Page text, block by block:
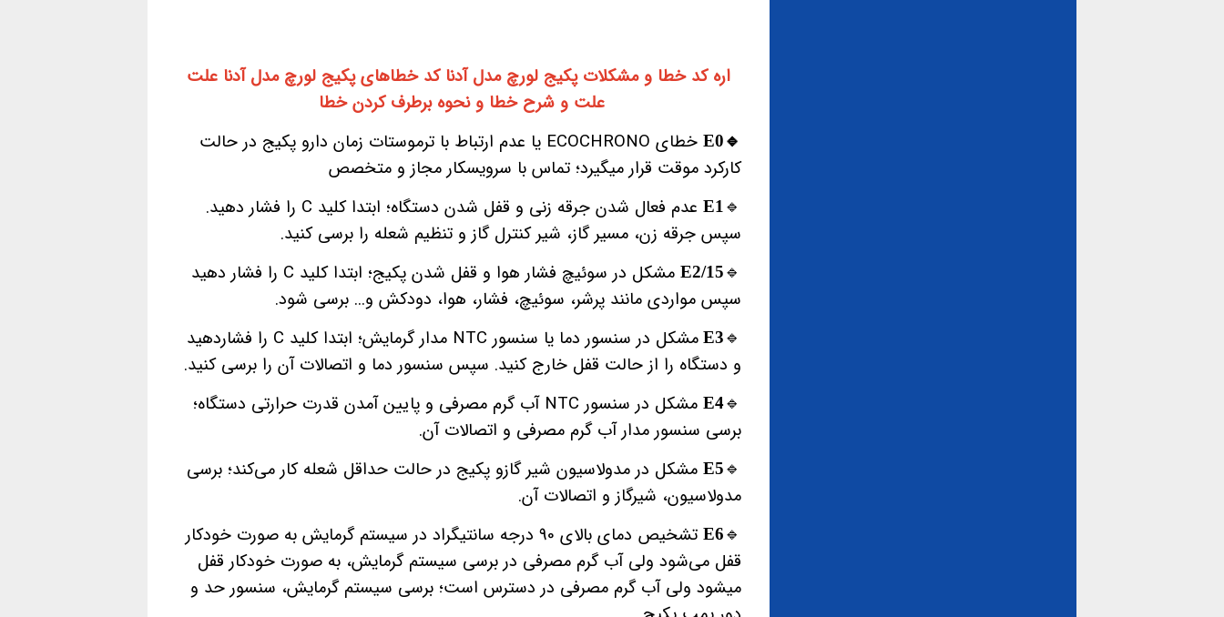
اره کد خطا و مشکلات پکیج لورچ مدل آدنا کد خطاهای پکیج لورچ مدل آدنا علت
علت و شرح خطا و نحوه برطرف کردن خطا
🔹️
E0
خطای ECOCHRONO یا عدم ارتباط با ترموستات زمان دارو پکیج در حالت
کارکرد موقت قرار میگیرد؛ تماس با سرویسکار مجاز و متخصص
🔹️
E1
عدم فعال شدن جرقه زنی و قفل شدن دستگاه؛ ابتدا کلید C را فشار دهید.
سپس جرقه زن، مسیر گاز، شیر کنترل گاز و تنظیم شعله را برسی کنید.
🔹️
E2/15
مشکل در سوئیچ فشار هوا و قفل شدن پکیج؛ ابتدا کلید C را فشار دهید
سپس مواردی مانند پرشر، سوئیچ، فشار، هوا، دودکش و... برسی شود.
🔹️
E3
مشکل در سنسور دما یا سنسور NTC مدار گرمایش؛ ابتدا کلید C را فشاردهید
و دستگاه را از حالت قفل خارج کنید. سپس سنسور دما و اتصالات آن را برسی کنید‌.
🔹️
E4
مشکل در سنسور NTC آب گرم مصرفی و پایین آمدن قدرت حرارتی دستگاه؛
برسی سنسور مدار آب گرم مصرفی و اتصالات آن.
🔹️
E5 مشکل در مدولاسیون شیر گازو پکیج در حالت حداقل شعله کار می‌کند؛ برسی
مدولاسیون، شیرگاز و اتصالات آن.
🔹️
E6
تشخیص دمای بالای 90 درجه سانتیگراد در سیستم گرمایش به صورت خودکار
قفل می‌شود ولی آب گرم مصرفی در برسی سیستم گرمایش، به صورت خودکار قفل
میشود ولی آب گرم مصرفی در دسترس است؛ برسی سیستم گرمایش، سنسور حد و